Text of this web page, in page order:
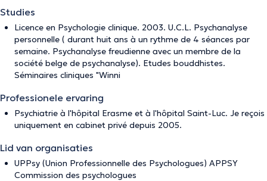
Studies
Licence en Psychologie clinique. 2003. U.C.L. Psychanalyse
personnelle ( durant huit ans à un rythme de 4 séances par
semaine. Psychanalyse freudienne avec un membre de la
société belge de psychanalyse). Etudes bouddhistes.
Séminaires cliniques "Winni
Professionele ervaring
Psychiatrie à l'hôpital Erasme et à l'hôpital Saint-Luc. Je reçois
uniquement en cabinet privé depuis 2005.
Lid van organisaties
UPPsy (Union Professionnelle des Psychologues) APPSY
Commission des psychologues